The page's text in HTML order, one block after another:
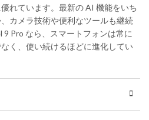
れています。最新の AI 機能をいち
カメラ技術や便利なツールも継続
Pro なら、スマートフォンは常に
く、使い続けるほどに進化してい